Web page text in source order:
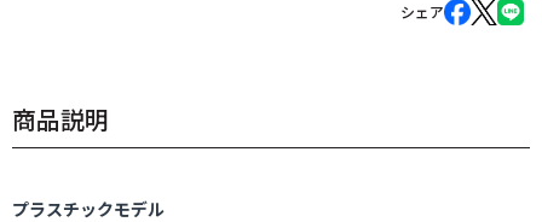
シェア
商品説明
プラスチックモデル